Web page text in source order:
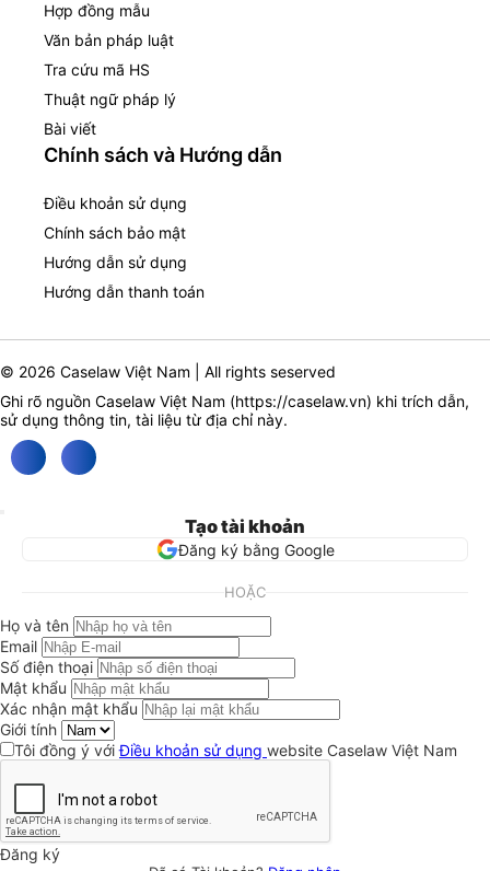
Hợp đồng mẫu
Văn bản pháp luật
Tra cứu mã HS
Thuật ngữ pháp lý
Bài viết
Chính sách và Hướng dẫn
Điều khoản sử dụng
Chính sách bảo mật
Hướng dẫn sử dụng
Hướng dẫn thanh toán
© 2026 Caselaw Việt Nam | All rights seserved
Ghi rõ nguồn Caselaw Việt Nam (https://caselaw.vn) khi trích dẫn,
sử dụng thông tin, tài liệu từ địa chỉ này.
Tạo tài khoản
Đăng ký bằng Google
HOẶC
Họ và tên
Email
Số điện thoại
Mật khẩu
Xác nhận mật khẩu
Giới tính
Tôi đồng ý vớiĐiều khoản sử dụng website Caselaw Việt Nam
Đăng ký